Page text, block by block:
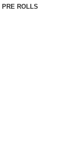
PRE ROLLS